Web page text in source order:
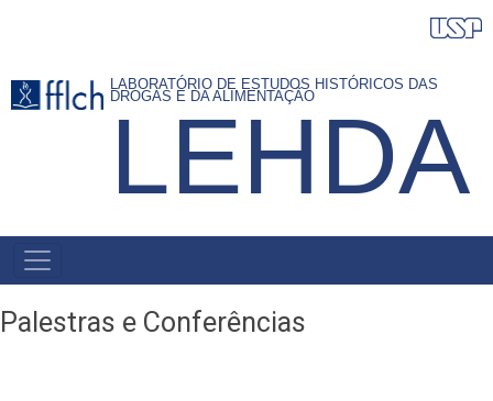
conteúdo
LABORATÓRIO DE ESTUDOS HISTÓRICOS DAS
DROGAS E DA ALIMENTAÇÃO
LEHDA
NAVEGAÇÃO
PRINCIPAL
Palestras e Conferências